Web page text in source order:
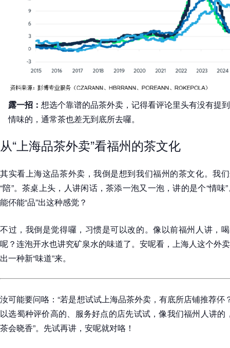
露一招： 想选个靠谱的品茶外卖，记得看评论里头有没有提
情味的，通常茶也差无到底所去囉。
从“上海品茶外卖”看福州的茶文化
其实看上海这品茶外卖，我倒是想到我们福州的茶文化。我
“陪”。茶桌上头，人讲闲话，茶添一泡又一泡，讲的是个“情
能伓能“品”出这种感觉？
不过，我倒是觉得囉，习惯是可以改的。像以前福州人讲，
呢？连泡开水也讲究矿泉水的味道了。安呢看，上海人这个外
出一种新“味道”来。
汝可能要问咯：“若是想试试上海品茶外卖，有底所店铺推荐伓
以选蜀种评价高的、服务好点的店先试试，像我们福州人讲的
茶会晓香”。先试再讲，安呢就对咯！